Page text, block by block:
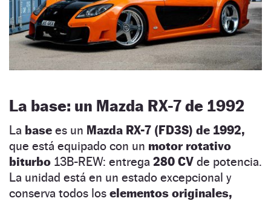
La base: un Mazda RX-7 de 1992
La base es un Mazda RX-7 (FD3S) de 1992,
que está equipado con un motor rotativo
biturbo 13B-REW: entrega 280 CV de potencia.
La unidad está en un estado excepcional y
conserva todos los elementos originales,